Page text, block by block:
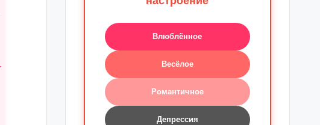
Влюблённое
Весёлое
Романтичное
Депрессия